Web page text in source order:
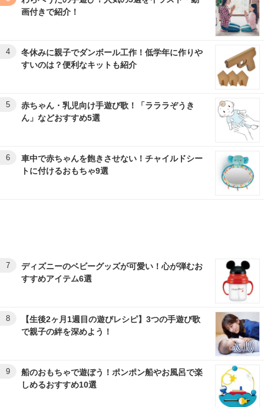
画付きで紹介！
4
冬休みに親子でダンボール工作！低学年に作りや
すいのは？便利なキットも紹介
5
赤ちゃん・乳児向け手遊び歌！「ラララぞうき
ん」などおすすめ5選
6
車中で赤ちゃんを飽きさせない！チャイルドシー
トに付けるおもちゃ9選
7
ディズニーのベビーグッズが可愛い！心が弾むお
すすめアイテム6選
8
【生後2ヶ月1週目の遊びレシピ】3つの手遊び歌
で親子の絆を深めよう！
9
船のおもちゃで遊ぼう！ポンポン船やお風呂で楽
しめるおすすめ10選